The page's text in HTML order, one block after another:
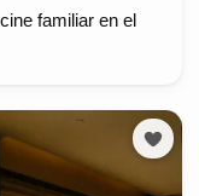
familiar en el